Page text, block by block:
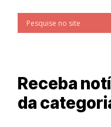
Receba
da